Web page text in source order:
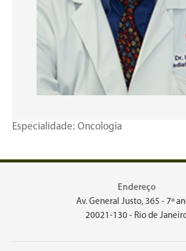
Especialidade: Oncologia
Endereço
Av. General Justo, 365 - 7º
20021-130 - Rio de